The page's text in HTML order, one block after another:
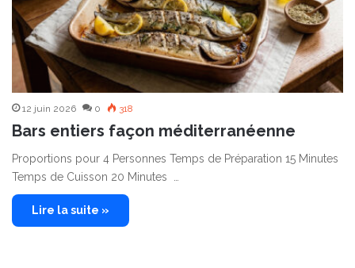
12 juin 2026 0 318
Bars entiers façon méditerranéenne
Proportions pour 4 Personnes Temps de Préparation 15 Minutes
Temps de Cuisson 20 Minutes …
Lire la suite »